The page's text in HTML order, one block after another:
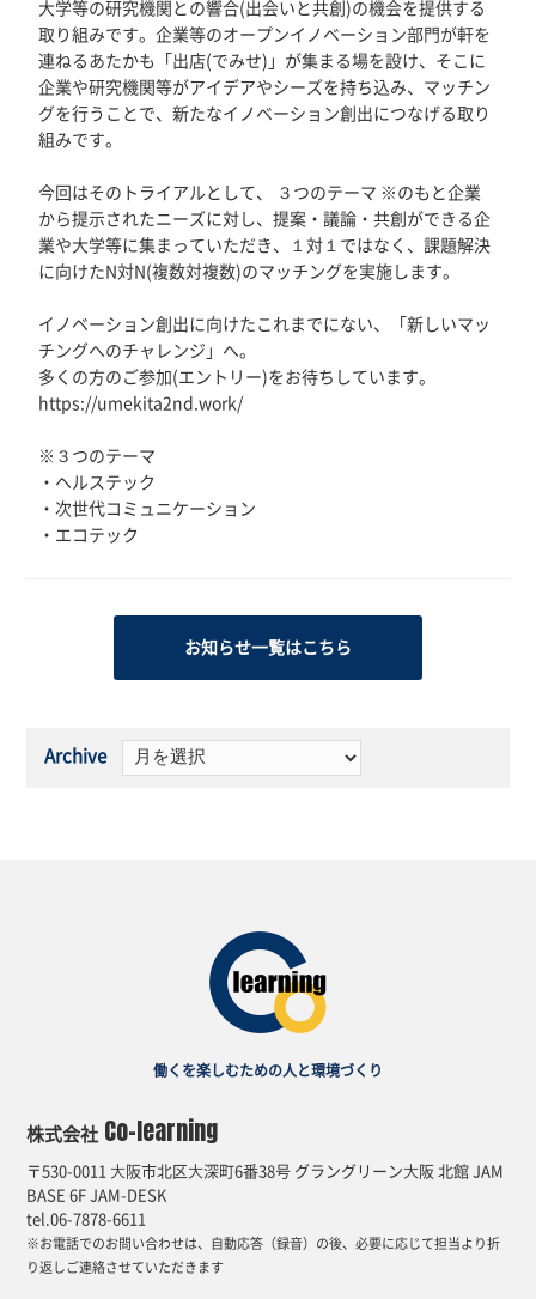
大学等の研究機関との響合(出会いと共創)の機会を提供する
取り組みです。企業等のオープンイノベーション部門が軒を
連ねるあたかも「出店(でみせ)」が集まる場を設け、そこに
企業や研究機関等がアイデアやシーズを持ち込み、マッチン
グを行うことで、新たなイノベーション創出につなげる取り
組みです。
今回はそのトライアルとして、 ３つのテーマ ※のもと企業
から提示されたニーズに対し、提案・議論・共創ができる企
業や大学等に集まっていただき、１対１ではなく、課題解決
に向けたN対N(複数対複数)のマッチングを実施します。
イノベーション創出に向けたこれまでにない、「新しいマッ
チングへのチャレンジ」へ。
多くの方のご参加(エントリー)をお待ちしています。
https://umekita2nd.work/
※３つのテーマ
・ヘルステック
・次世代コミュニケーション
・エコテック
お知らせ一覧はこちら
Archive
働くを楽しむための人と環境づくり
株式会社 Co-learning
〒530-0011 ⼤阪市北区⼤深町6番38号 グラングリーン⼤阪 北館 JAM
BASE 6F JAM-DESK
tel.06-7878-6611
※お電話でのお問い合わせは、自動応答（録音）の後、必要に応じて担当より折
り返しご連絡させていただきます